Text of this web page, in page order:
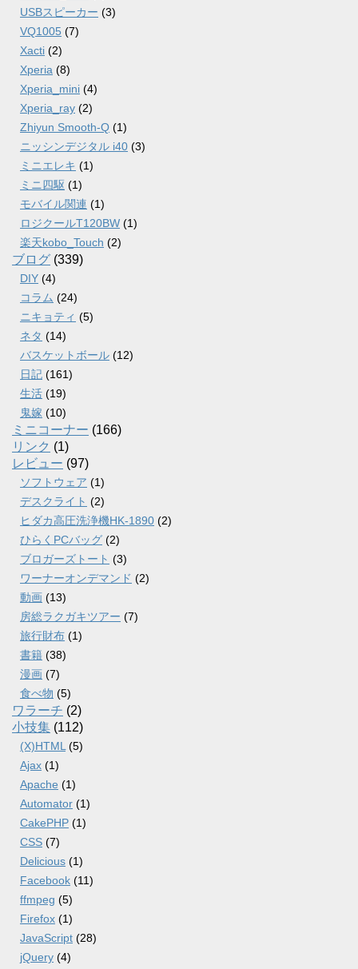
USBスピーカー (3)
VQ1005 (7)
Xacti (2)
Xperia (8)
Xperia_mini (4)
Xperia_ray (2)
Zhiyun Smooth-Q (1)
ニッシンデジタル i40 (3)
ミニエレキ (1)
ミニ四駆 (1)
モバイル関連 (1)
ロジクールT120BW (1)
楽天kobo_Touch (2)
ブログ (339)
DIY (4)
コラム (24)
ニキョティ (5)
ネタ (14)
バスケットボール (12)
日記 (161)
生活 (19)
鬼嫁 (10)
ミニコーナー (166)
リンク (1)
レビュー (97)
ソフトウェア (1)
デスクライト (2)
ヒダカ高圧洗浄機HK-1890 (2)
ひらくPCバッグ (2)
ブロガーズトート (3)
ワーナーオンデマンド (2)
動画 (13)
房総ラクガキツアー (7)
旅行財布 (1)
書籍 (38)
漫画 (7)
食べ物 (5)
ワラーチ (2)
小技集 (112)
(X)HTML (5)
Ajax (1)
Apache (1)
Automator (1)
CakePHP (1)
CSS (7)
Delicious (1)
Facebook (11)
ffmpeg (5)
Firefox (1)
JavaScript (28)
jQuery (4)